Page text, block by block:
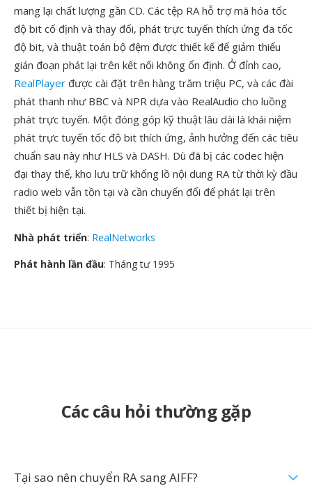
mang lại chất lượng gần CD. Các tệp RA hỗ trợ mã hóa tốc
độ bit cố định và thay đổi, phát trực tuyến thích ứng đa tốc
độ bit, và thuật toán bộ đệm được thiết kế để giảm thiểu
gián đoạn phát lại trên kết nối không ổn định. Ở đỉnh cao,
RealPlayer được cài đặt trên hàng trăm triệu PC, và các đài
phát thanh như BBC và NPR dựa vào RealAudio cho luồng
phát trực tuyến. Một đóng góp kỹ thuật lâu dài là khái niệm
phát trực tuyến tốc độ bit thích ứng, ảnh hưởng đến các tiêu
chuẩn sau này như HLS và DASH. Dù đã bị các codec hiện
đại thay thế, kho lưu trữ khổng lồ nội dung RA từ thời kỳ đầu
radio web vẫn tồn tại và cần chuyển đổi để phát lại trên
thiết bị hiện tại.
Nhà phát triển: RealNetworks
Phát hành lần đầu: Tháng tư 1995
Các câu hỏi thường gặp
Tại sao nên chuyển RA sang AIFF?